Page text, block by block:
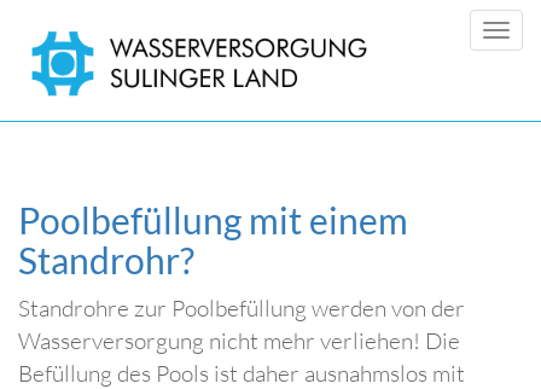
Poolbefüllung mit einem
Standrohr?
Standrohre zur Poolbefüllung werden von der
Wasserversorgung nicht mehr verliehen! Die
Befüllung des Pools ist daher ausnahmslos mit